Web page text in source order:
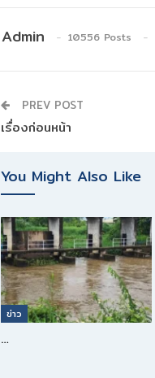
Admin 10556 Posts
PREV POST
เรื่องก่อนหน้า
You Might Also Like
ข่าว
…